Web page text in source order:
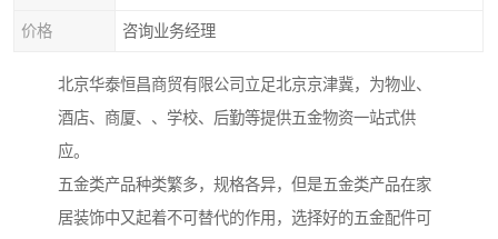
价格 咨询业务经理
北京华泰恒昌商贸有限公司立足北京京津冀，为物业、
酒店、商厦、、学校、后勤等提供五金物资一站式供
应。
五金类产品种类繁多，规格各异，但是五金类产品在家
居装饰中又起着不可替代的作用，选择好的五金配件可